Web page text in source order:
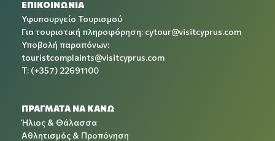
ΕΠΙΚΟΙΝΩΝΙΑ
Υφυπουργείο Τουρισμού
Για τουριστική πληροφόρηση: cytour@visitcyprus.com
Υποβολή παραπόνων:
touristcomplaints@visitcyprus.com
T: (+357) 22691100
ΠΡΑΓΜΑΤΑ ΝΑ ΚΑΝΩ
Ήλιος & Θάλασσα
Αθλητισμός & Προπόνηση